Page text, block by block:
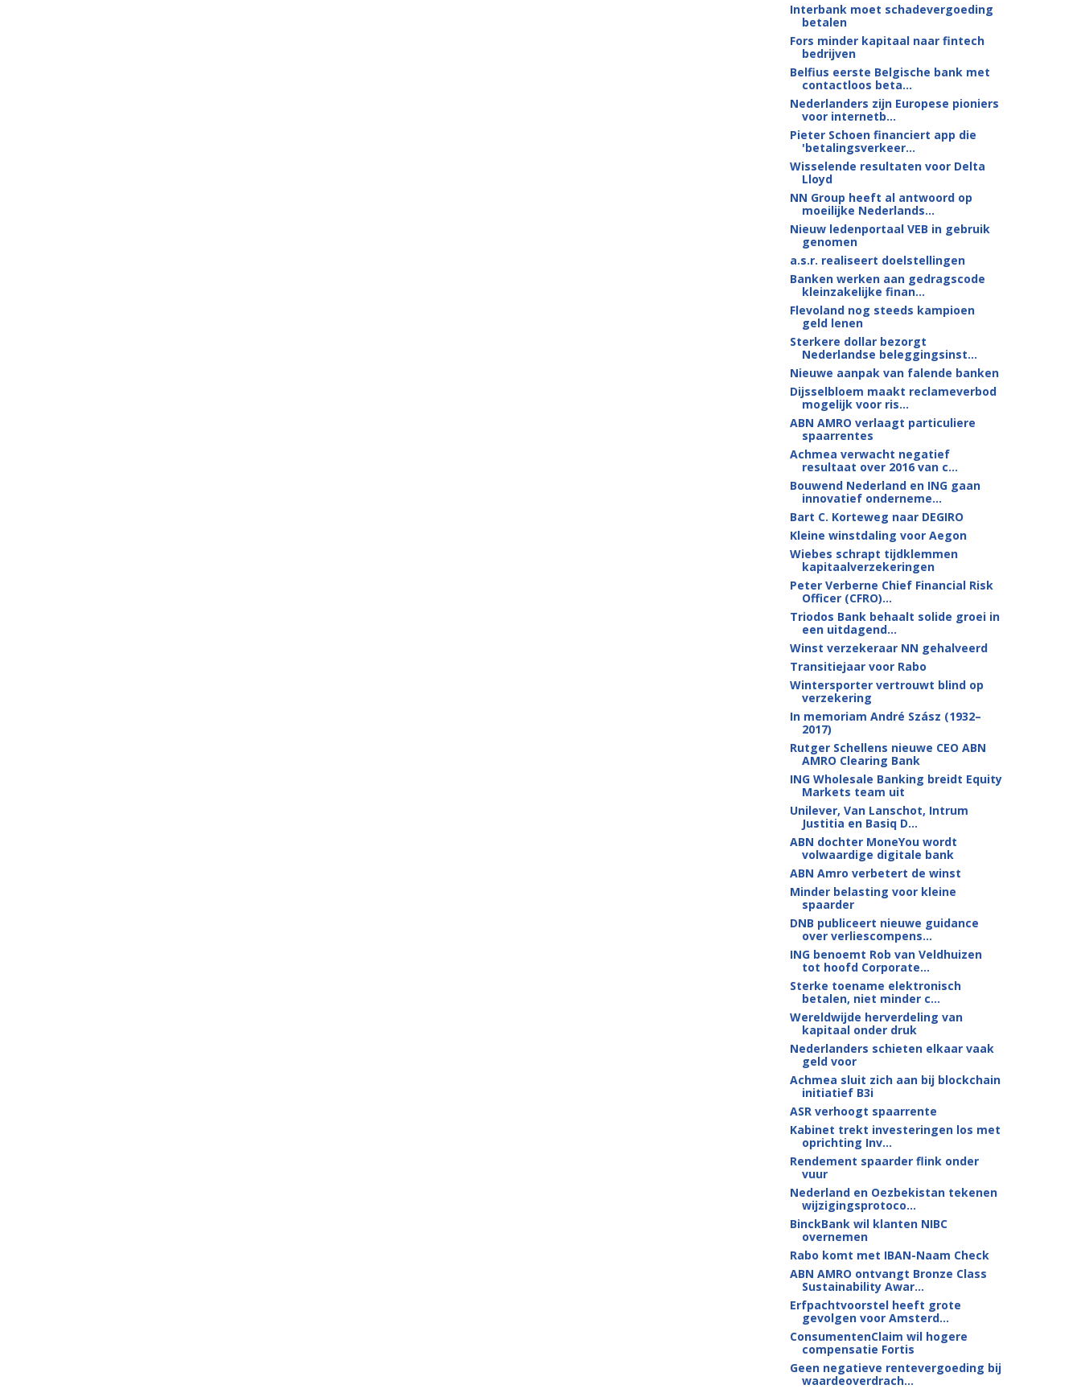
Interbank moet schadevergoeding
betalen
Fors minder kapitaal naar fintech
bedrijven
Belfius eerste Belgische bank met
contactloos beta...
Nederlanders zijn Europese pioniers
voor internetb...
Pieter Schoen financiert app die
'betalingsverkeer...
Wisselende resultaten voor Delta
Lloyd
NN Group heeft al antwoord op
moeilijke Nederlands...
Nieuw ledenportaal VEB in gebruik
genomen
a.s.r. realiseert doelstellingen
Banken werken aan gedragscode
kleinzakelijke finan...
Flevoland nog steeds kampioen
geld lenen
Sterkere dollar bezorgt
Nederlandse beleggingsinst...
Nieuwe aanpak van falende banken
Dijsselbloem maakt reclameverbod
mogelijk voor ris...
ABN AMRO verlaagt particuliere
spaarrentes
Achmea verwacht negatief
resultaat over 2016 van c...
Bouwend Nederland en ING gaan
innovatief onderneme...
Bart C. Korteweg naar DEGIRO
Kleine winstdaling voor Aegon
Wiebes schrapt tijdklemmen
kapitaalverzekeringen
Peter Verberne Chief Financial Risk
Officer (CFRO)...
Triodos Bank behaalt solide groei in
een uitdagend...
Winst verzekeraar NN gehalveerd
Transitiejaar voor Rabo
Wintersporter vertrouwt blind op
verzekering
In memoriam André Szász (1932–
2017)
Rutger Schellens nieuwe CEO ABN
AMRO Clearing Bank
ING Wholesale Banking breidt Equity
Markets team uit
Unilever, Van Lanschot, Intrum
Justitia en Basiq D...
ABN dochter MoneYou wordt
volwaardige digitale bank
ABN Amro verbetert de winst
Minder belasting voor kleine
spaarder
DNB publiceert nieuwe guidance
over verliescompens...
ING benoemt Rob van Veldhuizen
tot hoofd Corporate...
Sterke toename elektronisch
betalen, niet minder c...
Wereldwijde herverdeling van
kapitaal onder druk
Nederlanders schieten elkaar vaak
geld voor
Achmea sluit zich aan bij blockchain
initiatief B3i
ASR verhoogt spaarrente
Kabinet trekt investeringen los met
oprichting Inv...
Rendement spaarder flink onder
vuur
Nederland en Oezbekistan tekenen
wijzigingsprotoco...
BinckBank wil klanten NIBC
overnemen
Rabo komt met IBAN-Naam Check
ABN AMRO ontvangt Bronze Class
Sustainability Awar...
Erfpachtvoorstel heeft grote
gevolgen voor Amsterd...
ConsumentenClaim wil hogere
compensatie Fortis
Geen negatieve rentevergoeding bij
waardeoverdrach...